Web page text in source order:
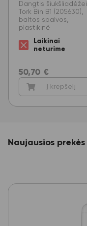
Dangtis šiukšliadėžei
Tork Bin B1 (205630),
baltos spalvos,
plastikinė
Laikinai
neturime
50,70 €
Į krepšelį
Naujausios prekės